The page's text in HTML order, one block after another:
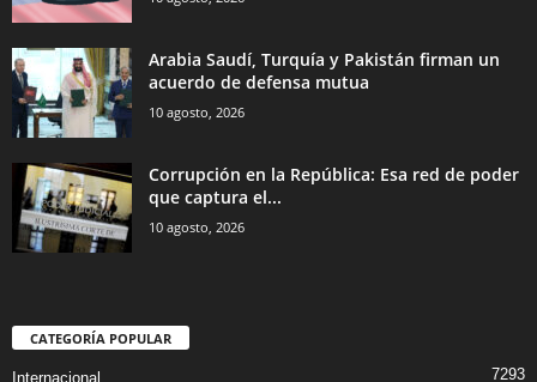
Arabia Saudí, Turquía y Pakistán firman un
acuerdo de defensa mutua
10 agosto, 2026
Corrupción en la República: Esa red de poder
que captura el...
10 agosto, 2026
CATEGORÍA POPULAR
Internacional 7293